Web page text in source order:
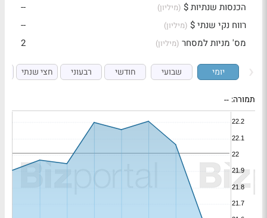
הכנסות שנתיות $ (מיליון)
--
רווח נקי שנתי $ (מיליון)
--
מס' מניות למסחר (מיליון) 2
יומי שבועי חודשי רבעוני חצי שנתי
תמורה: --